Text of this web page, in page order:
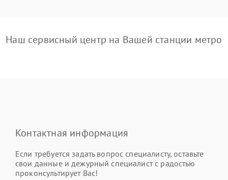
Наш сервисный центр на Вашей станции метро
Контактная информация
Если требуется задать вопрос специалисту, оставьте
свои данные и дежурный специалист с радостью
проконсультирует Вас!